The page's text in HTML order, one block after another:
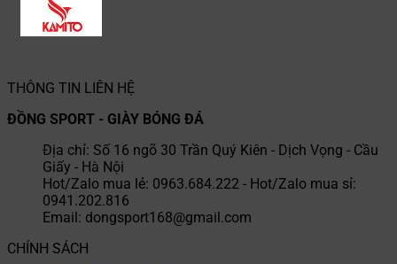
THÔNG TIN LIÊN HỆ
ĐỒNG SPORT - GIÀY BÓNG ĐÁ
Địa chỉ: Số 16 ngõ 30 Trần Quý Kiên - Dịch Vọng - Cầu
Giấy - Hà Nội
Hot/Zalo mua lẻ: 0963.684.222 - Hot/Zalo mua sỉ:
0941.202.816
Email: dongsport168@gmail.com
CHÍNH SÁCH